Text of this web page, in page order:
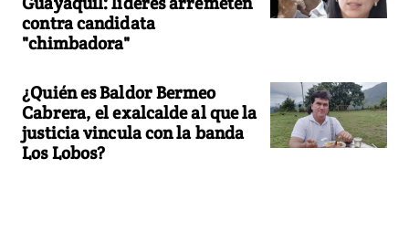
contra candidata
"chimbadora"
¿Quién es Baldor Bermeo
Cabrera, el exalcalde al que la
justicia vincula con la banda
Los Lobos?